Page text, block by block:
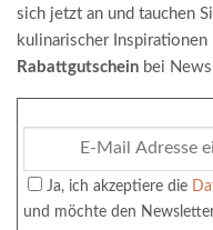
sich jetzt an und tauchen
kulinarischer
Rabattgutschein bei
Ja, ich akzeptiere die
und möchte den